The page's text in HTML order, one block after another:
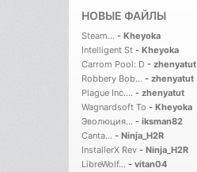
НОВЫЕ ФАЙЛЫ
Steam... - Kheyoka
Intelligent St - Kheyoka
Carrom Pool: D - zhenyatut
Robbery Bob... - zhenyatut
Plague Inc.... - zhenyatut
Wagnardsoft To - Kheyoka
Эволюция... - iksman82
Canta... - Ninja_H2R
InstallerX Rev - Ninja_H2R
LibreWolf... - vitan04